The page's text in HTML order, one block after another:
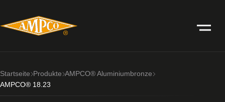
Startseite Produkte AMPCO® Aluminiumbronze
AMPCO® 18.23